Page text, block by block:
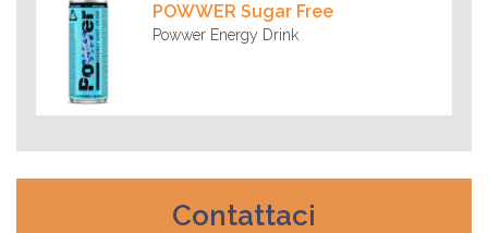
POWWER Sugar Free
Powwer Energy Drink
Contattaci